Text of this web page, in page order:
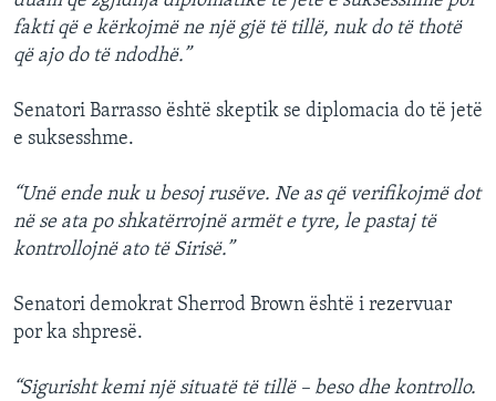
fakti që e kërkojmë ne një gjë të tillë, nuk do të thotë
që ajo do të ndodhë.”
Senatori Barrasso është skeptik se diplomacia do të jetë
e suksesshme.
“Unë ende nuk u besoj rusëve. Ne as që verifikojmë dot
në se ata po shkatërrojnë armët e tyre, le pastaj të
kontrollojnë ato të Sirisë.”
Senatori demokrat Sherrod Brown është i rezervuar
por ka shpresë.
“Sigurisht kemi një situatë të tillë – beso dhe kontrollo.